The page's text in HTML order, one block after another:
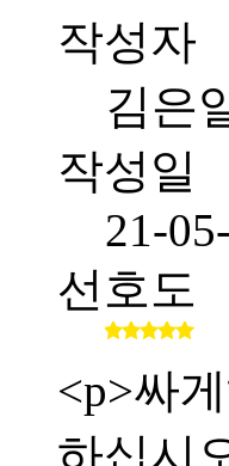
작성자
김은
작성일
21-
선호도
<p>싸
하십시